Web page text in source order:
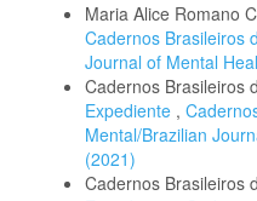
Maria Alice Romano
Cadernos Brasileiros
Journal of Mental
Cadernos Brasileiros
Expediente ,
Mental/Brazilian
(2021)
Cadernos Brasileiros